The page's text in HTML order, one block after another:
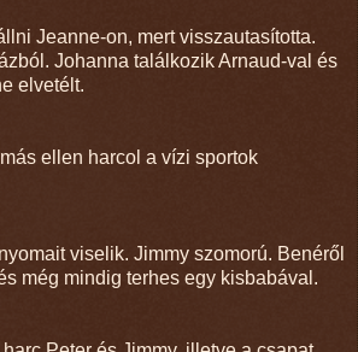
Jeanne-on, mert visszautasította.
Johanna találkozik Arnaud-val és
elvetélt.
ellen harcol a vízi sportok
viselik. Jimmy szomorú. Benéről
még mindig terhes egy kisbabával.